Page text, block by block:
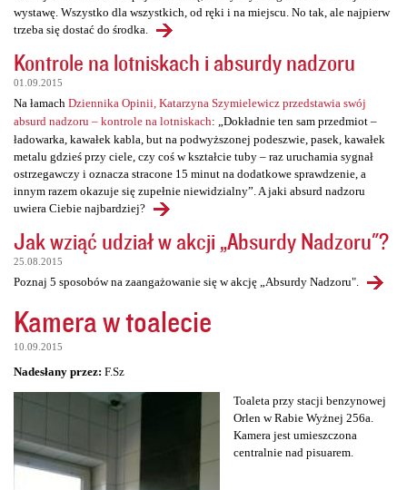
wystawę. Wszystko dla wszystkich, od ręki i na miejscu. No tak, ale najpierw
trzeba się dostać do środka.
Kontrole na lotniskach i absurdy nadzoru
01.09.2015
Na łamach Dziennika Opinii, Katarzyna Szymielewicz przedstawia swój
absurd nadzoru – kontrole na lotniskach: „Dokładnie ten sam przedmiot –
ładowarka, kawałek kabla, but na podwyższonej podeszwie, pasek, kawałek
metalu gdzieś przy ciele, czy coś w kształcie tuby – raz uruchamia sygnał
ostrzegawczy i oznacza stracone 15 minut na dodatkowe sprawdzenie, a
innym razem okazuje się zupełnie niewidzialny”. A jaki absurd nadzoru
uwiera Ciebie najbardziej?
Jak wziąć udział w akcji „Absurdy Nadzoru"?
25.08.2015
Poznaj 5 sposobów na zaangażowanie się w akcję „Absurdy Nadzoru".
Kamera w toalecie
10.09.2015
Nadesłany przez: F.Sz
Toaleta przy stacji benzynowej
Orlen w Rabie Wyżnej 256a.
Kamera jest umieszczona
centralnie nad pisuarem.